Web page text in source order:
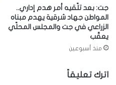
جت: بعد تلّقيه أمر هدم إداري..
المواطن جهاد شرقية يهدم مبناه
الزراعي في جت والمجلس المحلّي
يعقّب
منذ أسبوعين
اترك تعليقاً